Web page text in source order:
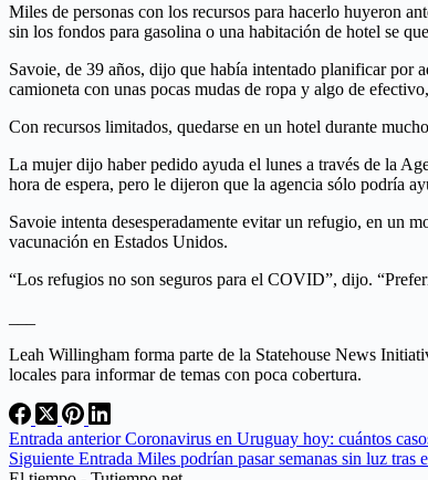
Miles de personas con los recursos para hacerlo huyeron
sin los fondos para gasolina o una habitación de hotel se
Savoie, de 39 años, dijo que había intentado planificar por
camioneta con unas pocas mudas de ropa y algo de
Con recursos limitados, quedarse en un hotel durante
La mujer dijo haber pedido ayuda el lunes a través de la
hora de espera, pero le dijeron que la agencia sólo podría
Savoie intenta desesperadamente evitar un refugio, en un
vacunación en Estados Unidos.
“Los refugios no son seguros para el COVID”, dijo.
Leah Willingham forma parte de la Statehouse News
locales para informar de temas con poca cobertura.
Entrada anteriorCoronavirus en Uruguay hoy: cuántos
Siguiente Entrada Miles podrían pasar semanas sin luz tras